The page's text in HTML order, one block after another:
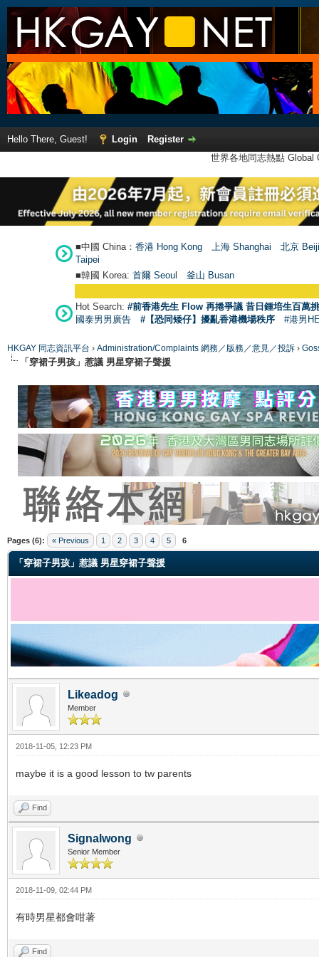
Hello There, Guest! Login
Register
世界各地同志熱點
■中國 China： 香港 Hong Kong 上海 Shanghai
北京
Taipei
■韓國 Korea: 首爾 Seoul 釜山 Busan
Hot Search: #前香港先生 Flow 再捲爭議 昔日鍾培生百萬
國泰男男廣告
#【恐同矮仔】擾亂香港機場秩序 #港男
HKGAY 同志資訊平台 › Administration/Complaints 網務／版務／意見／投訴 ›
「穿裙子男孩」惹議 男星穿裙子聲援
Pages (6): « Previous 1 2 3 4 5 6
「穿裙子男孩」惹議 男星穿裙子聲援
Likeadog
Member
2018-11-05, 12:23 PM
maybe it is a good lesson to tw parents
Find
Signalwong
Senior Member
2018-11-09, 02:44 PM
有時男星都會咁著
Find